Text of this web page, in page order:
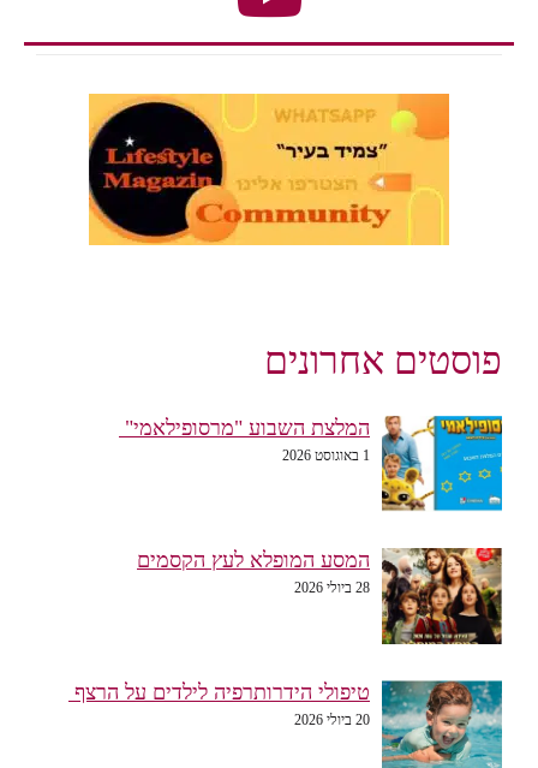
פוסטים אחרונים
המלצת השבוע "מרסופילאמי"
1 באוגוסט 2026
המסע המופלא לעץ הקסמים
28 ביולי 2026
טיפולי הידרותרפיה לילדים על הרצף
20 ביולי 2026